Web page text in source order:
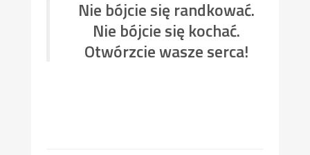
Nie bójcie się randkować.
Nie bójcie się kochać.
Otwórzcie wasze serca!